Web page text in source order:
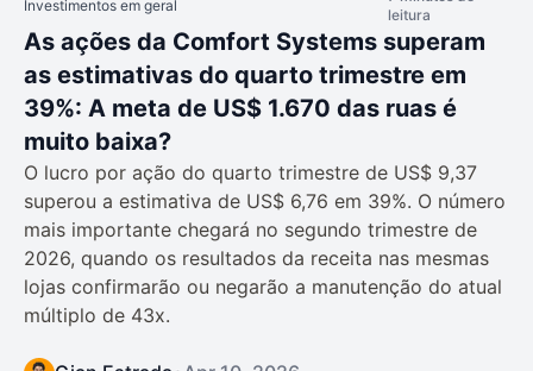
Investimentos em geral
leitura
As ações da Comfort Systems superam
as estimativas do quarto trimestre em
39%: A meta de US$ 1.670 das ruas é
muito baixa?
O lucro por ação do quarto trimestre de US$ 9,37
superou a estimativa de US$ 6,76 em 39%. O número
mais importante chegará no segundo trimestre de
2026, quando os resultados da receita nas mesmas
lojas confirmarão ou negarão a manutenção do atual
múltiplo de 43x.